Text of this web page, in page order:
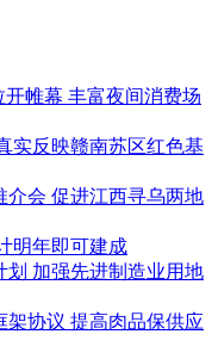
帷幕 丰富夜间消费场
实反映赣南苏区红色基
介会 促进江西寻乌两地
明年即可建成
划 加强先进制造业用地
协议 提高肉品保供应